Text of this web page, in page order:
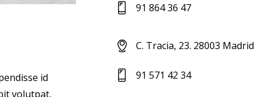
id
volutpat,
91 864 36 47
C. Tracia, 23. 28003 Madrid
91 571 42 34